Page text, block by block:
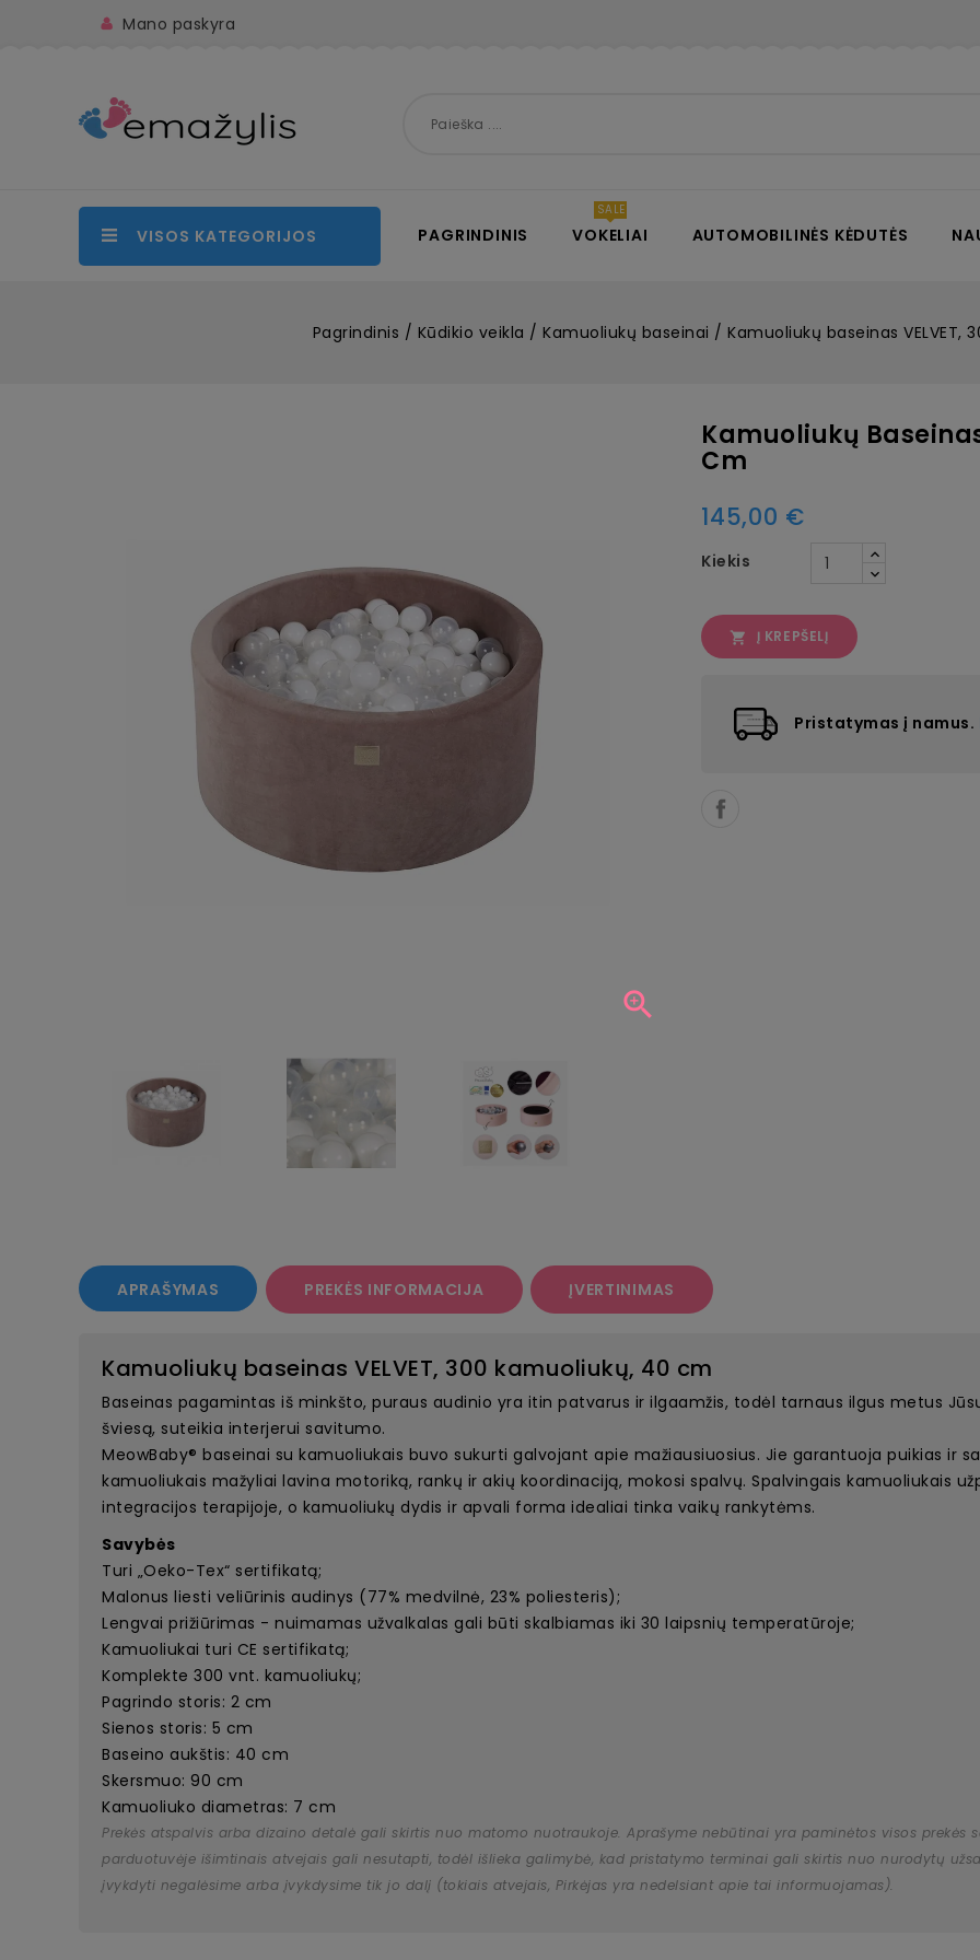
Mano paskyra
VISOS KATEGORIJOS PAGRINDINIS VOKELIAI AUTOMOBILINĖS KĖDUTĖS
Pagrindinis Kūdikio veikla Kamuoliukų baseinai Kamuoliukų baseinas VELVET,

Kamuoliukų
Cm
145,00 €
Kiekis
 Į KREPŠELĮ
Pristatymas į namus.
APRAŠYMAS PREKĖS INFORMACIJA ĮVERTINIMAS
Kamuoliukų baseinas VELVET, 300 kamuoliukų, 40 cm
Baseinas pagamintas iš minkšto, puraus audinio yra itin patvarus ir ilgaamžis, todėl tarnaus ilgus metus
šviesą, suteikia interjerui savitumo.
MeowBaby® baseinai su kamuoliukais buvo sukurti galvojant apie mažiausiuosius. Jie garantuoja puikias ir
kamuoliukais mažyliai lavina motoriką, rankų ir akių koordinaciją, mokosi spalvų. Spalvingais kamuoliukais
integracijos terapijoje, o kamuoliukų dydis ir apvali forma idealiai tinka vaikų rankytėms.
Savybės
Turi „Oeko-Tex“ sertifikatą;
Malonus liesti veliūrinis audinys (77% medvilnė, 23% poliesteris);
Lengvai prižiūrimas - nuimamas užvalkalas gali būti skalbiamas iki 30 laipsnių temperatūroje;
Kamuoliukai turi CE sertifikatą;
Komplekte 300 vnt. kamuoliukų;
Pagrindo storis: 2 cm
Sienos storis: 5 cm
Baseino aukštis: 40 cm
Skersmuo: 90 cm
Kamuoliuko diametras: 7 cm
Prekės atspalvis arba dizaino detalė gali skirtis nuo matomo nuotraukoje. Aprašyme nebūtinai yra paminėtos visos prekės
parduotuvėje išimtinais atvejais gali nesutapti, todėl išlieka galimybė, kad pristatymo terminai gali skirtis nuo nurodytų
įvykdyti negalėsime arba įvykdysime tik jo dalį (tokiais atvejais, Pirkėjas yra nedelsiant apie tai informuojamas).